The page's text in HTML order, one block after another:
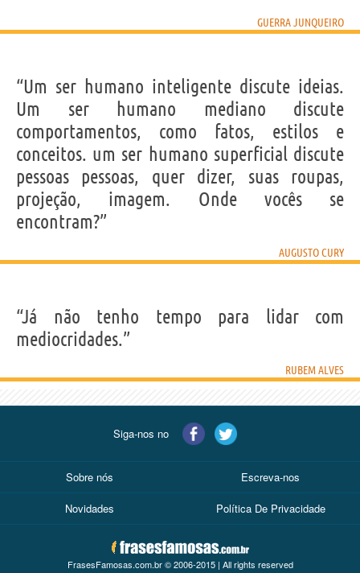
GUERRA JUNQUEIRO
“Um ser humano inteligente discute ideias.
Um ser humano mediano discute
comportamentos, como fatos, estilos e
conceitos. um ser humano superficial discute
pessoas pessoas, quer dizer, suas roupas,
projeção, imagem. Onde vocês se
encontram?”
AUGUSTO CURY
“Já não tenho tempo para lidar com
mediocridades.”
RUBEM ALVES
Siga-nos no
Sobre nós Escreva-nos
Novidades Política De Privacidade
FrasesFamosas.com.br © 2006-2015 | All rights reserved